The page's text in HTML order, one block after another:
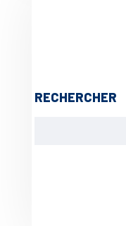
RECHERCHER